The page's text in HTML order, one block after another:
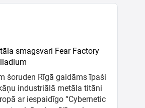
smagsvari Fear Factory
šoruden Rīgā gaidāms īpaši
industriālā metāla titāni
ar iespaidīgo “Cybernetic